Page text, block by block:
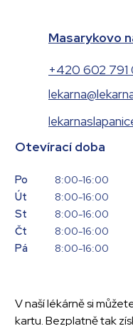
Masarykovo
+420 602 791
Otevírací doba
Po
8:00-16:00
Út
8:00-16:00
St
8:00-16:00
Čt
8:00-16:00
Pá
8:00-16:00
V naší lékárně si
kartu. Bezplatně tak